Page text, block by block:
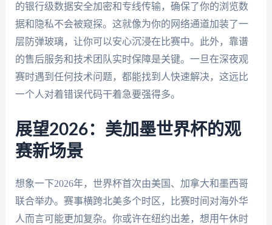
的银行级数据安全加密和专线传输，确保了你的浏览数
据和隐私不会被窥探。这就像为你的网络通道加装了一
层防弹玻璃，让你可以安心沉浸在比赛中。此外，靠谱
的售后服务和技术团队实时保障是关键。一旦在深夜观
赛时遇到任何技术问题，都能找到人快速解决，这远比
一个人对着错误代码干着急要强得多。
展望2026：美加墨世界杯的观
赛新场景
想象一下2026年，世界杯首次由美国、加拿大和墨西哥
联合举办。赛事横跨北美多个时区，比赛时间对海外华
人而言可能更加复杂。你或许在纽约出差，想用午休时